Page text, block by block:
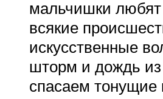
мальчишки
всякие
искусственные
шторм и дождь
спасаем тонущие